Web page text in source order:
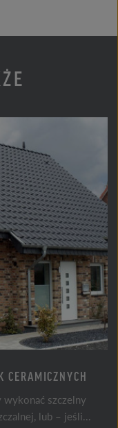
CERAMICZNYCH
wykonać szczelny
lub – jeśli...